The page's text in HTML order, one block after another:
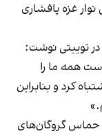
غزه پافشاری
در توییتی نوشت:
همه ما را
کرد و بنابراین
حماس گروگان‌های